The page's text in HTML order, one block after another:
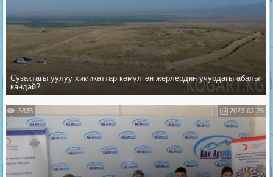
Сузактагы уулуу химикаттар көмүлгөн жерлердин учурдагы абалы
кандай?
2023-03-25
5835